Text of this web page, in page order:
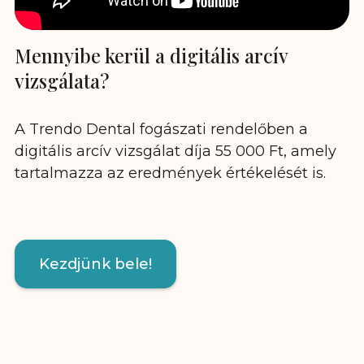
Mennyibe kerül a digitális arcív
vizsgálata?
A Trendo Dental fogászati rendelőben a
digitális arcív vizsgálat díja 55 000 Ft, amely
tartalmazza az eredmények értékelését is.
Kezdjünk bele!